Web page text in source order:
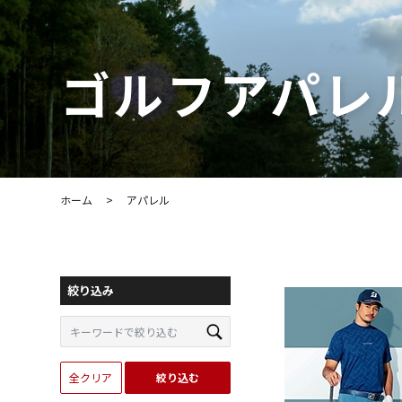
ゴルフアパレ
ホーム > アパレル
絞り込み
全クリア 絞り込む